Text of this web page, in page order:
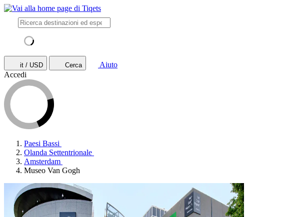
it / USD Cerca
Aiuto
Accedi
Paesi Bassi
Olanda Settentrionale
Amsterdam
Museo Van Gogh